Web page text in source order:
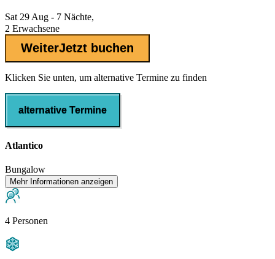
Sat 29 Aug - 7 Nächte,
2 Erwachsene
WeiterJetzt buchen
Klicken Sie unten, um alternative Termine zu finden
alternative Termine
Atlantico
Bungalow
Mehr Informationen anzeigen
4 Personen